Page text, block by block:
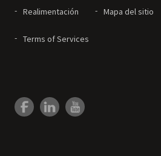
Realimentación Mapa del sitio
Terms of Services